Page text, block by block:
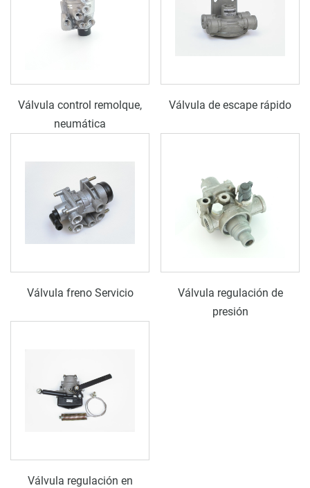
Válvula control remolque,
neumática
Válvula de escape rápido
Válvula freno Servicio
Válvula regulación de
presión
Válvula regulación en